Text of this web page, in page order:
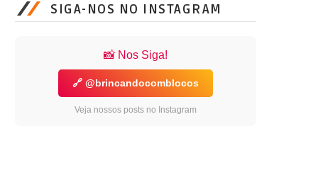
SIGA-NOS NO INSTAGRAM
📸 Nos Siga!
🔗 @brincandocomblocos
Veja nossos posts no Instagram